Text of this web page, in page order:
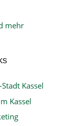
mehr
Kassel
Kassel